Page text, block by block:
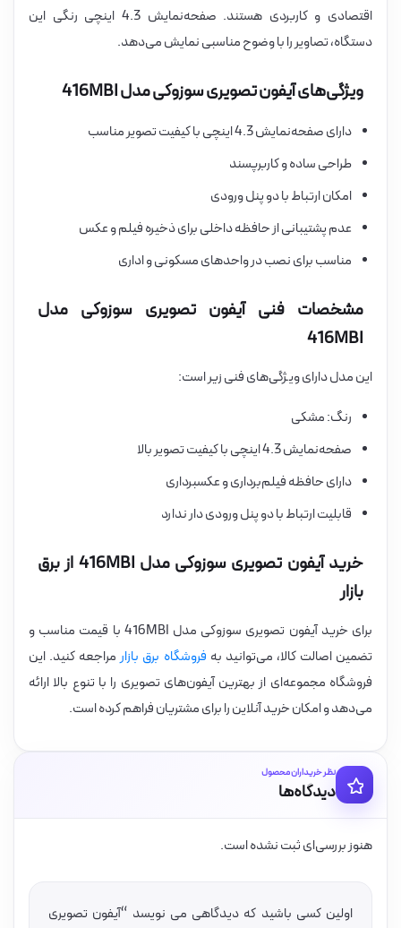
اقتصادی و کاربردی هستند. صفحه‌نمایش 4.3 اینچی رنگی این
دستگاه، تصاویر را با وضوح مناسبی نمایش می‌دهد.
ویژگی‌های آیفون تصویری سوزوکی مدل 416MBI
دارای صفحه‌نمایش 4.3 اینچی با کیفیت تصویر مناسب
طراحی ساده و کاربرپسند
امکان ارتباط با دو پنل ورودی
عدم پشتیبانی از حافظه داخلی برای ذخیره فیلم و عکس
مناسب برای نصب در واحدهای مسکونی و اداری
مشخصات فنی آیفون تصویری سوزوکی مدل
416MBI
این مدل دارای ویژگی‌های فنی زیر است:
رنگ: مشکی
صفحه‌نمایش 4.3 اینچی با کیفیت تصویر بالا
دارای حافظه فیلم‌برداری و عکسبرداری
قابلیت ارتباط با دو پنل ورودی دار ندارد
خرید آیفون تصویری سوزوکی مدل 416MBI از برق
بازار
برای خرید آیفون تصویری سوزوکی مدل 416MBI با قیمت مناسب و
تضمین اصالت کالا، می‌توانید به فروشگاه برق بازارمراجعه کنید. این
فروشگاه مجموعه‌ای از بهترین آیفون‌های تصویری را با تنوع بالا ارائه
می‌دهد و امکان خرید آنلاین را برای مشتریان فراهم کرده است.
نظر خریداران محصول
دیدگاه‌ها
هنوز بررسی‌ای ثبت نشده است.
اولین کسی باشید که دیدگاهی می نویسد “آیفون تصویری